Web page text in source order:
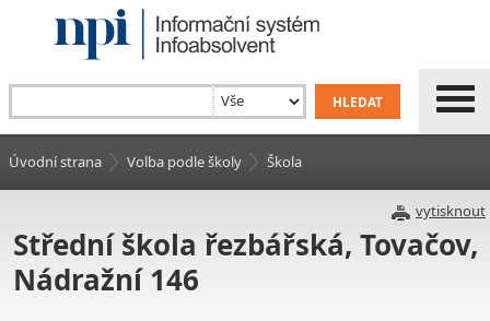
Úvodní strana Volba podle školy Škola
vytisknout
Střední škola řezbářská, Tovačov,
Nádražní 146